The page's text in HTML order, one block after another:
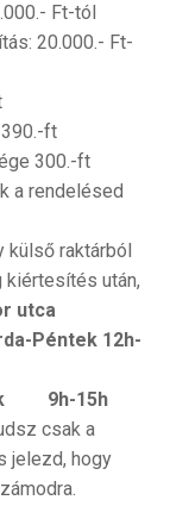
Ft-tól
20.000.- Ft-
ft
300.-ft
a rendelésed
külső raktárból
után,
utca
Péntek 12h-
15h
csak a
jelezd, hogy